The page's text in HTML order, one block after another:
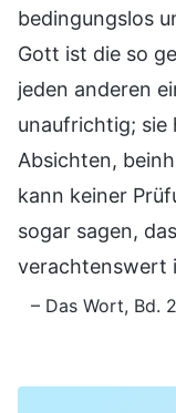
bedingungslos
Gott ist die so
jeden anderen
unaufrichtig; sie
Absichten,
kann keiner
sogar sagen,
verachtenswert
– Das Wort, Bd.